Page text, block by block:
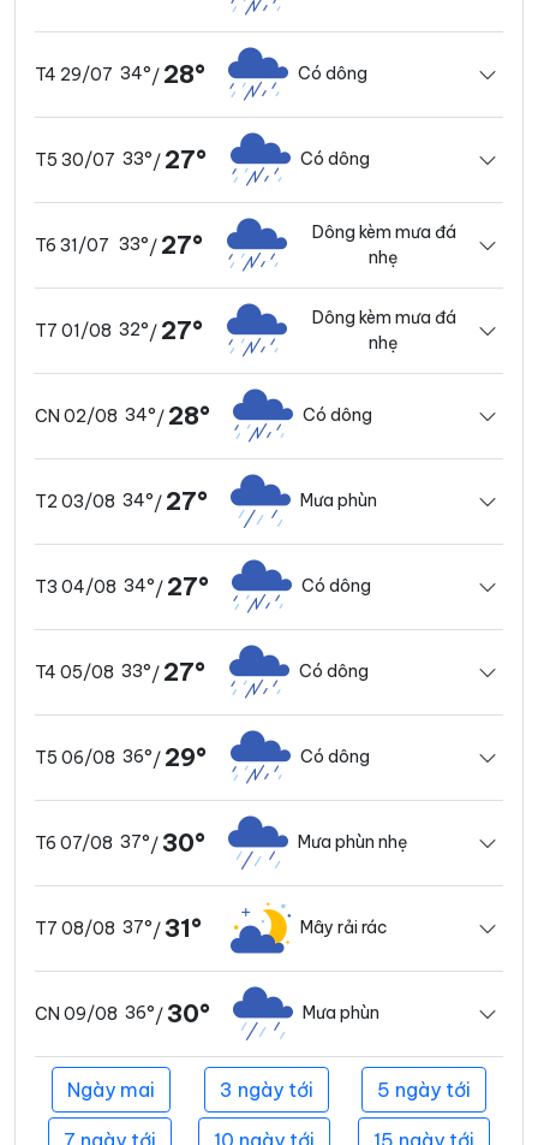
T4 29/07 34°/ 28° Có dông
T5 30/07 33°/ 27° Có dông
T6 31/07 33°/ 27°
Dông kèm mưa đá
nhẹ
T7 01/08 32°/ 27°
Dông kèm mưa đá
nhẹ
CN 02/08 34°/ 28° Có dông
T2 03/08 34°/ 27° Mưa phùn
T3 04/08 34°/ 27° Có dông
T4 05/08 33°/ 27° Có dông
T5 06/08 36°/ 29° Có dông
T6 07/08 37°/30° Mưa phùn nhẹ
T7 08/08 37°/31° Mây rải rác
CN 09/08 36°/30° Mưa phùn
Ngày mai 3 ngày tới 5 ngày tới
7 ngày tới 10 ngày tới 15 ngày tới